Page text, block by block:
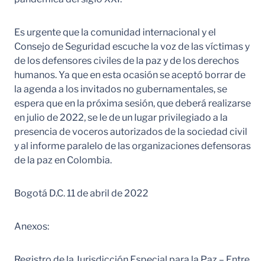
Es urgente que la comunidad internacional y el
Consejo de Seguridad escuche la voz de las víctimas y
de los defensores civiles de la paz y de los derechos
humanos. Ya que en esta ocasión se aceptó borrar de
la agenda a los invitados no gubernamentales, se
espera que en la próxima sesión, que deberá realizarse
en julio de 2022, se le de un lugar privilegiado a la
presencia de voceros autorizados de la sociedad civil
y al informe paralelo de las organizaciones defensoras
de la paz en Colombia.
Bogotá D.C. 11 de abril de 2022
Anexos: